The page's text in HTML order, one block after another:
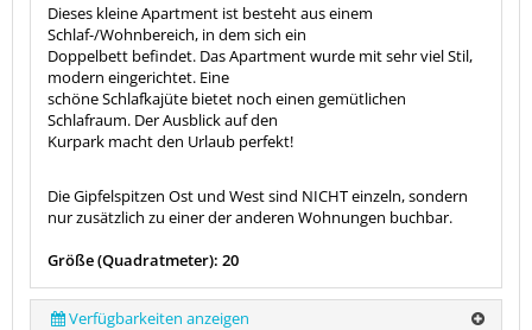
Dieses kleine Apartment ist besteht aus einem
Schlaf-/Wohnbereich, in dem sich ein
Doppelbett befindet. Das Apartment wurde mit sehr viel Stil,
modern eingerichtet. Eine
schöne Schlafkajüte bietet noch einen gemütlichen
Schlafraum. Der Ausblick auf den
Kurpark macht den Urlaub perfekt!
Die Gipfelspitzen Ost und West sind NICHT einzeln, sondern
nur zusätzlich zu einer der anderen Wohnungen buchbar.
Größe (Quadratmeter): 20
Verfügbarkeiten anzeigen